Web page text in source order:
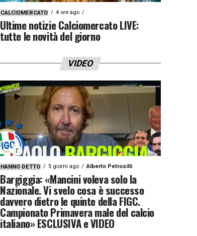
CALCIOMERCATO 4 ore ago
Ultime notizie Calciomercato LIVE:
tutte le novità del giorno
VIDEO
HANNO DETTO 5 giorni ago Alberto Petrosilli
Bargiggia: «Mancini voleva solo la
Nazionale. Vi svelo cosa è successo
davvero dietro le quinte della FIGC.
Campionato Primavera male del calcio
italiano» ESCLUSIVA e VIDEO